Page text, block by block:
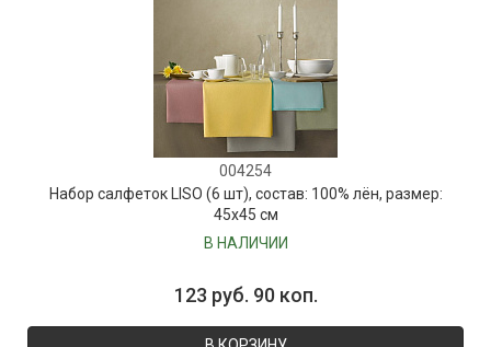
004254
Набор салфеток LISO (6 шт), состав: 100% лён, размер:
45х45 см
В НАЛИЧИИ
123 руб. 90 коп.